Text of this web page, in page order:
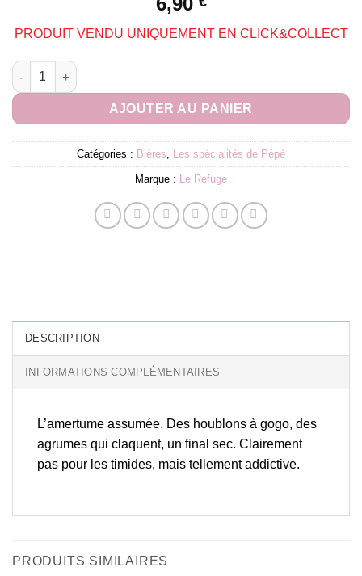
PRODUIT VENDU UNIQUEMENT EN CLICK&COLLECT
quantité de Le Refuge | IPA 75cl
AJOUTER AU PANIER
Catégories : Bières, Les spécialités de Pépé
Marque : Le Refuge
DESCRIPTION
INFORMATIONS COMPLÉMENTAIRES
L’amertume assumée. Des houblons à gogo, des
agrumes qui claquent, un final sec. Clairement
pas pour les timides, mais tellement addictive.
PRODUITS SIMILAIRES